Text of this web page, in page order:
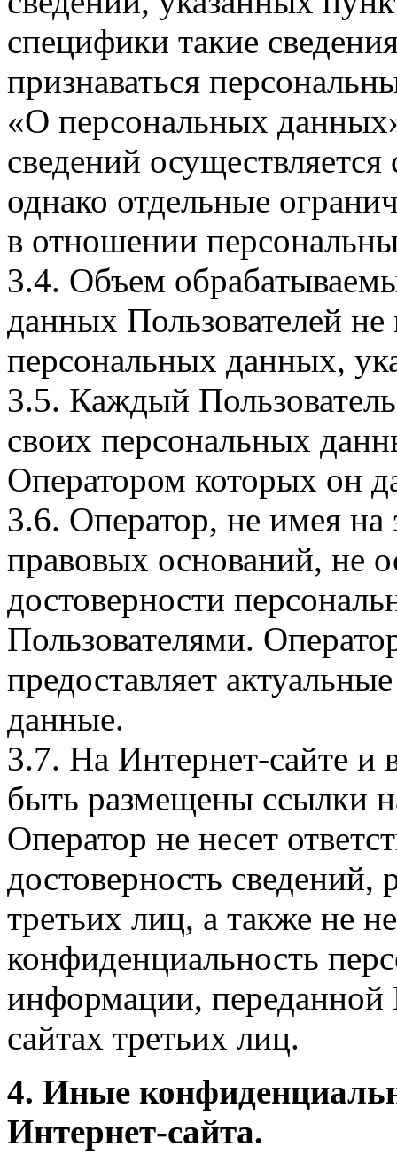
специфики такие
признаваться
«О персональных
сведений
однако отдельные
в отношении
3.4. Объем
данных Пользователей
персональных данных,
3.5. Каждый
своих персональных
Оператором которых он
3.6. Оператор, не имея
правовых оснований, не
достоверности
Пользователями.
предоставляет
данные.
3.7. На Интернет-сайте
быть размещены ссылки
Оператор не несет
достоверность
третьих лиц, а также не
конфиденциальность
информации, переданной
сайтах третьих лиц.
4. Иные
Интернет-сайта.